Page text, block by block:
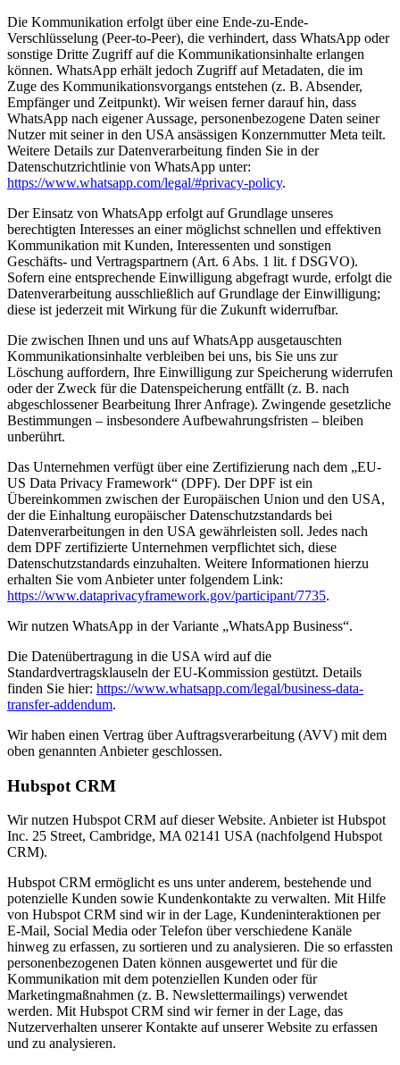
Die Kommunikation erfolgt über eine Ende-zu-Ende-
Verschlüsselung (Peer-to-Peer), die verhindert, dass WhatsApp oder
sonstige Dritte Zugriff auf die Kommunikationsinhalte erlangen
können. WhatsApp erhält jedoch Zugriff auf Metadaten, die im
Zuge des Kommunikationsvorgangs entstehen (z. B. Absender,
Empfänger und Zeitpunkt). Wir weisen ferner darauf hin, dass
WhatsApp nach eigener Aussage, personenbezogene Daten seiner
Nutzer mit seiner in den USA ansässigen Konzernmutter Meta teilt.
Weitere Details zur Datenverarbeitung finden Sie in der
Datenschutzrichtlinie von WhatsApp unter:
https://www.whatsapp.com/legal/#privacy-policy.
Der Einsatz von WhatsApp erfolgt auf Grundlage unseres
berechtigten Interesses an einer möglichst schnellen und effektiven
Kommunikation mit Kunden, Interessenten und sonstigen
Geschäfts- und Vertragspartnern (Art. 6 Abs. 1 lit. f DSGVO).
Sofern eine entsprechende Einwilligung abgefragt wurde, erfolgt die
Datenverarbeitung ausschließlich auf Grundlage der Einwilligung;
diese ist jederzeit mit Wirkung für die Zukunft widerrufbar.
Die zwischen Ihnen und uns auf WhatsApp ausgetauschten
Kommunikationsinhalte verbleiben bei uns, bis Sie uns zur
Löschung auffordern, Ihre Einwilligung zur Speicherung widerrufen
oder der Zweck für die Datenspeicherung entfällt (z. B. nach
abgeschlossener Bearbeitung Ihrer Anfrage). Zwingende gesetzliche
Bestimmungen – insbesondere Aufbewahrungsfristen – bleiben
unberührt.
Das Unternehmen verfügt über eine Zertifizierung nach dem „EU-
US Data Privacy Framework“ (DPF). Der DPF ist ein
Übereinkommen zwischen der Europäischen Union und den USA,
der die Einhaltung europäischer Datenschutzstandards bei
Datenverarbeitungen in den USA gewährleisten soll. Jedes nach
dem DPF zertifizierte Unternehmen verpflichtet sich, diese
Datenschutzstandards einzuhalten. Weitere Informationen hierzu
erhalten Sie vom Anbieter unter folgendem Link:
https://www.dataprivacyframework.gov/participant/7735.
Wir nutzen WhatsApp in der Variante „WhatsApp Business“.
Die Datenübertragung in die USA wird auf die
Standardvertragsklauseln der EU-Kommission gestützt. Details
finden Sie hier: https://www.whatsapp.com/legal/business-data-
transfer-addendum.
Wir haben einen Vertrag über Auftragsverarbeitung (AVV) mit dem
oben genannten Anbieter geschlossen.
Hubspot CRM
Wir nutzen Hubspot CRM auf dieser Website. Anbieter ist Hubspot
Inc. 25 Street, Cambridge, MA 02141 USA (nachfolgend Hubspot
CRM).
Hubspot CRM ermöglicht es uns unter anderem, bestehende und
potenzielle Kunden sowie Kundenkontakte zu verwalten. Mit Hilfe
von Hubspot CRM sind wir in der Lage, Kundeninteraktionen per
E-Mail, Social Media oder Telefon über verschiedene Kanäle
hinweg zu erfassen, zu sortieren und zu analysieren. Die so erfassten
personenbezogenen Daten können ausgewertet und für die
Kommunikation mit dem potenziellen Kunden oder für
Marketingmaßnahmen (z. B. Newslettermailings) verwendet
werden. Mit Hubspot CRM sind wir ferner in der Lage, das
Nutzerverhalten unserer Kontakte auf unserer Website zu erfassen
und zu analysieren.